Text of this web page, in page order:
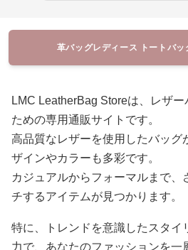
革バッグレディース トートバッ
LMC LeatherBag Storeは、レザ
ための専用通販サイトです。
高品質なレザーを使用したバッグ
ザインやカラーも多彩です。
カジュアルからフォーマルまで、
チするアイテムが見つかります。
特に、トレンドを意識したスタイ
力で、あなたのファッションを一